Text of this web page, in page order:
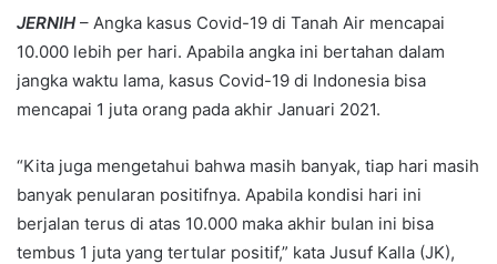
JERNIH – Angka kasus Covid-19 di Tanah Air mencapai
10.000 lebih per hari. Apabila angka ini bertahan dalam
jangka waktu lama, kasus Covid-19 di Indonesia bisa
mencapai 1 juta orang pada akhir Januari 2021.
“Kita juga mengetahui bahwa masih banyak, tiap hari masih
banyak penularan positifnya. Apabila kondisi hari ini
berjalan terus di atas 10.000 maka akhir bulan ini bisa
tembus 1 juta yang tertular positif,” kata Jusuf Kalla (JK),